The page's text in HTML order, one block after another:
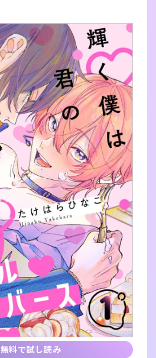
無料で試し読み